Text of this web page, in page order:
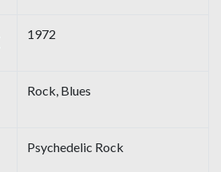
1972
Rock, Blues
Psychedelic Rock